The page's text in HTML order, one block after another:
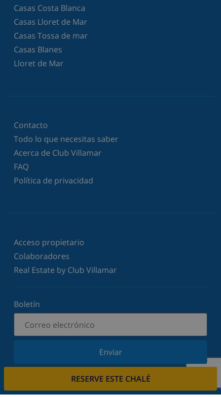
RESERVE ESTE CHALÉ
Casas Costa Blanca
Casas Lloret de Mar
Casas Tossa de mar
Casas Blanes
Lloret de Mar
Contacto
Todo lo que necesitas saber
Acerca de Club Villamar
FAQ
Política de privacidad
Acceso propietario
Colaboradores
Real Estate by Club Villamar
Boletín
Enviar
Suscríbase a nuestro boletín y manténgase